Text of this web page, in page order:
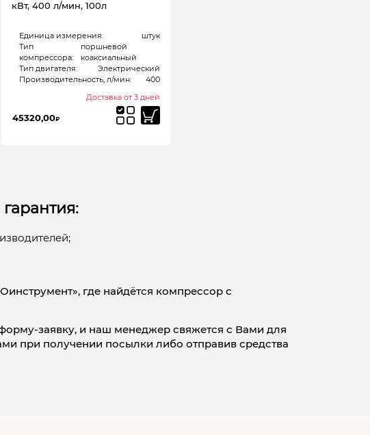
кВт, 400 л/мин, 100л
Единица измерения:
штук
Тип
компрессора:
поршневой
коаксиальный
Тип двигателя:
Электрический
Производительность, л/мин:
400
Доставка от 3 дней
45320,00₽
где найдётся компрессор с
заявку, и наш менеджер свяжется с Вами для
при получении посылки либо отправив средства